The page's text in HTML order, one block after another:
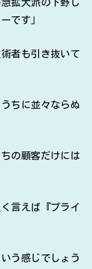
拡大派の下野し
です」
者も引き抜いて
ちに並々ならぬ
の顧客だけには
言えば『プライ
う感じでしょう